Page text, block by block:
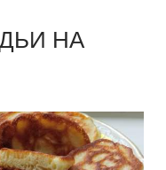
НА